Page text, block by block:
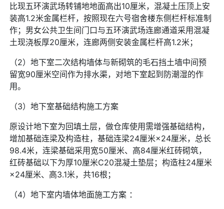
比现五环演武场转铺地地面高出10厘米，混凝土压顶上安
装高1.2米金属栏杆，按照现在六号宿舍楼东侧栏杆标准制
作；男女公共卫生间门口与五环演武场连廊通道采用混凝
土现浇板厚20厘米，连廊两侧安装金属栏杆高1.2米；
（2）地下室二次结构墙体与新砌筑的毛石挡土墙中间预
留宽90厘米空间作为排水渠，对地下室起到防潮湿的作
用。
（3）地下室基础结构施工方案
原设计地下室为回填土层，做仓库使用需增强基础结构，
增加基础连梁及构造柱，基础连梁24厘米×24厘米，总长
98.4米，连梁基础采用宽50厘米、高84厘米红砖砌筑，
红砖基础以下为厚10厘米C20混凝土垫层；构造柱24厘米
×24厘米、高3.1米，共16根；
（4）地下室内墙体地面施工方案 ：